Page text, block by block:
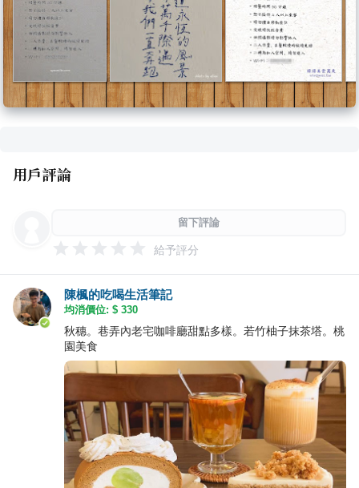
用戶評論
留下評論
給予評分
陳楓的吃喝生活筆記
均消價位: $ 330
秋穗。巷弄內老宅咖啡廳甜點多樣。若竹柚子抹茶塔。桃
園美食